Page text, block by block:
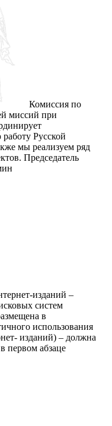
Комиссия по
миссий при
Русской
мы реализуем ряд
Председатель
изданий –
систем
в
использования
изданий) – должна
первом абзаце